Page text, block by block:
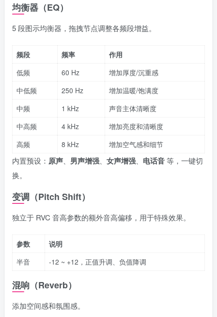
均衡器（EQ）
5 段图示均衡器，拖拽节点调整各频段增益。
频段 频率
作用
低频
60 Hz
增加厚度/沉重感
中低频
250 Hz
增加温暖/饱满度
中频
1 kHz
声音主体清晰度
中高频
4 kHz
增加亮度和清晰度
高频
8 kHz 增加空气感和细节
内置预设： 原声 男声增强 女声增强 电话音等，一键切
换。
变调（Pitch Shift）
独立于 RVC 音高参数的额外音高偏移，用于特殊效果。
参数
说明
半音
-12 ~ +12，正值升调、负值降调
混响（Reverb）
添加空间感和氛围感。